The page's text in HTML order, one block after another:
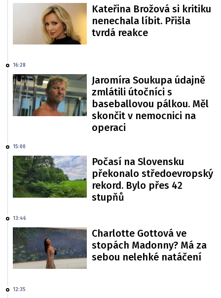
Kateřina Brožová si kritiku
nenechala líbit. Přišla
tvrdá reakce
16:28
Jaromíra Soukupa údajně
zmlátili útočníci s
baseballovou pálkou. Měl
skončit v nemocnici na
operaci
15:00
Počasí na Slovensku
překonalo středoevropský
rekord. Bylo přes 42
stupňů
13:46
Charlotte Gottová ve
stopách Madonny? Má za
sebou nelehké natáčení
12:35